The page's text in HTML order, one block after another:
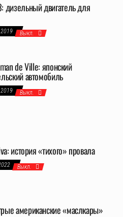
дизельный двигатель для
Выкл.
de Ville: японский
автомобиль
Выкл.
история «тихого» провала
Выкл.
американские «маслкары»